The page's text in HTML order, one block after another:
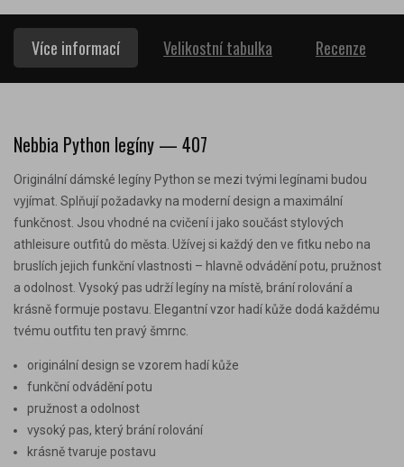
Více informací Velikostní tabulka Recenze
Nebbia Python legíny — 407
Originální dámské legíny Python se mezi tvými legínami budou
vyjímat. Splňují požadavky na moderní design a maximální
funkčnost. Jsou vhodné na cvičení i jako součást stylových
athleisure outfitů do města. Užívej si každý den ve fitku nebo na
bruslích jejich funkční vlastnosti – hlavně odvádění potu, pružnost
a odolnost. Vysoký pas udrží legíny na místě, brání rolování a
krásně formuje postavu. Elegantní vzor hadí kůže dodá každému
tvému outfitu ten pravý šmrnc.
originální design se vzorem hadí kůže
funkční odvádění potu
pružnost a odolnost
vysoký pas, který brání rolování
krásně tvaruje postavu